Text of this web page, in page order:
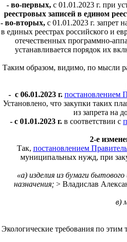
- во-первых, с 01.01.2023 г. при
реестровых записей в едином
- во-вторых,с 01.01.2023 г. запрет
в единых реестрах российского и
отечественных программно-
устанавливается порядок их
Таким образом, видимо, по мысли
- с 06.01.2023 г. постановлением
Установлено, что закупки таких
из запрета на
- с 01.01.2023 г. в соответствии с
2-е
Так, постановлением
муниципальных нужд, при
«а) изделия из бумаги
назначения;> Владислав
в)
Экологические требования по этим